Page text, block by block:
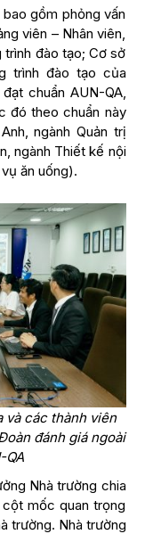
gồm phỏng vấn
viên – Nhân viên,
trình đào tạo; Cơ sở
trình đào tạo của
chuẩn AUN-QA,
đó theo chuẩn này
ngành Quản trị
ngành Thiết kế nội
ăn uống).
và các thành viên
đánh giá ngoài
QA
Nhà trường chia
mốc quan trọng
trường. Nhà trường